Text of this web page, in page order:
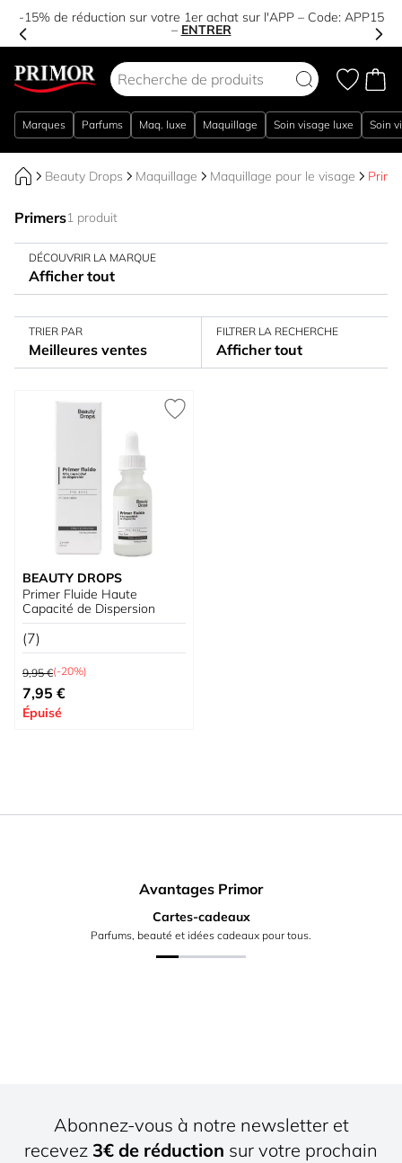
-15% de réduction sur votre 1er achat sur l'APP – Code: APP15
– ENTRER
Marques Parfums Maq. luxe Maquillage Soin visage luxe Soin
Beauty Drops Maquillage Maquillage pour le visage
Primers1 produit
DÉCOUVRIR LA MARQUE
Afficher tout
TRIER PAR
Meilleures ventes
FILTRER LA RECHERCHE
Afficher tout
BEAUTY DROPS
Primer Fluide Haute
Capacité de Dispersion
(7)
Prix normal
9,95 €(-20%)
Prix spécial
7,95 €
Épuisé
Avantages Primor
Cartes-cadeaux
Parfums, beauté et idées cadeaux pour tous.
Abonnez-vous à notre newsletter et
recevez 3€ de réduction sur votre prochain